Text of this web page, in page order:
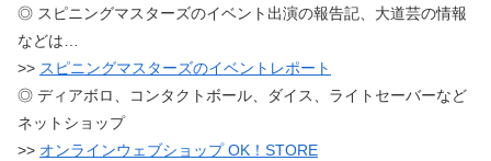
◎ スピニングマスターズのイベント出演の報告記、大道芸の情報
などは…
>> スピニングマスターズのイベントレポート
◎ ディアボロ、コンタクトボール、ダイス、ライトセーバーなど
ネットショップ
>> オンラインウェブショップ OK！STORE